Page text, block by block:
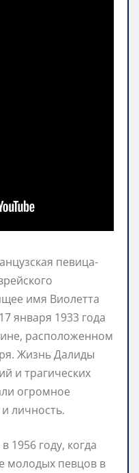
певица-
имя Виолетта
января 1933 года
расположенном
Жизнь Далиды
и трагических
огромное
личность.
1956 году, когда
молодых певцов в